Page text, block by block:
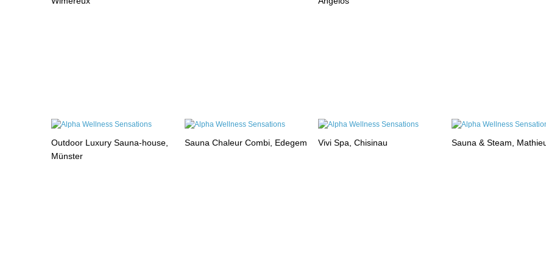
Outdoor Luxury Sauna-house,
Münster
Sauna Chaleur Combi, Edegem Vivi Spa, Chisinau Sauna & Steam,